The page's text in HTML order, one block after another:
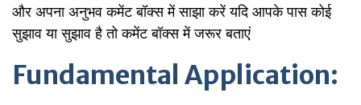
और अपना अनुभव कमेंट बॉक्स में साझा करें यदि आपके पास कोई
सुझाव या सुझाव है तो कमेंट बॉक्स में जरूर बताएं
Fundamental Application: